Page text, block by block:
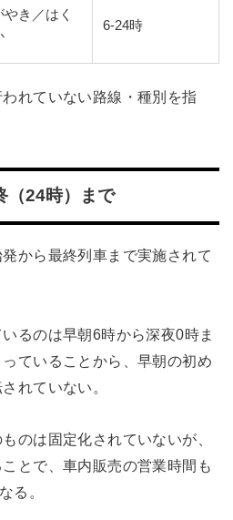
やき／はく
6-24時
われていない路線・種別を指
（24時）まで
から最終列車まで実施されて
るのは早朝6時から深夜0時ま
ていることから、早朝の初め
れていない。
のは固定化されていないが、
とで、車内販売の営業時間も
る。